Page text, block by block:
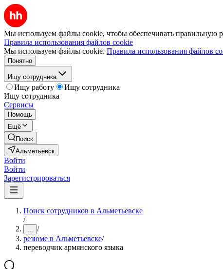
Мы используем файлы cookie, чтобы обеспечивать правильную
Правила использования файлов cookie
Мы используем файлы cookie. Правила использования файлов
Понятно
Ищу сотрудника
Ищу работу
Ищу сотрудника
Ищу сотрудника
Сервисы
Помощь
Ещё
Поиск
Альметьевск
Войти
Войти
Зарегистрироваться
Поиск сотрудников в Альметьевске
/
... /
резюме в Альметьевске/
переводчик армянского языка